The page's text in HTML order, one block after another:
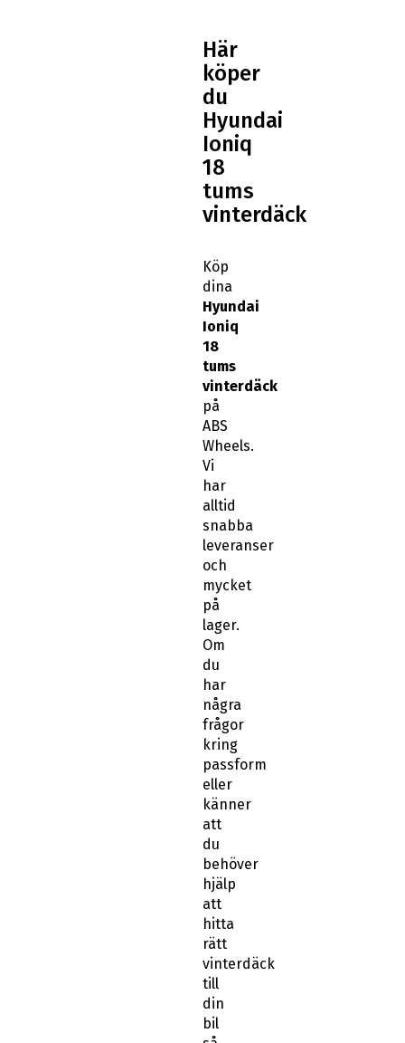
Här
köper
du
Hyundai
Ioniq
18
tums
vinterdäck
Köp
dina
Hyundai
Ioniq
18
tums
vinterdäck
på
ABS
Wheels.
Vi
har
alltid
snabba
leveranser
och
mycket
på
lager.
Om
du
har
några
frågor
kring
passform
eller
känner
att
du
behöver
hjälp
att
hitta
rätt
vinterdäck
till
din
bil